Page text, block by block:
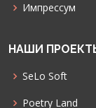
Импрессум
НАШИ
SeLo Soft
Poetry Land